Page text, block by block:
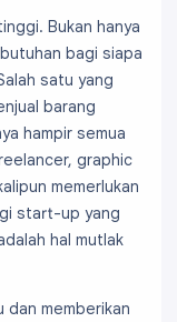
Bukan hanya
bagi siapa
satu yang
barang
hampir semua
graphic
memerlukan
start-up yang
hal mutlak
memberikan